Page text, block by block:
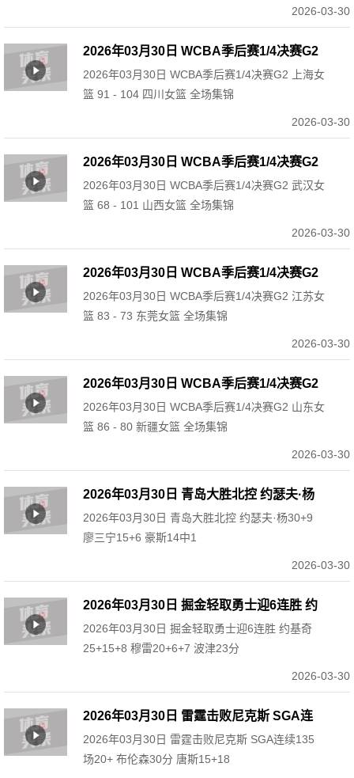
2026-03-30
2026年03月30日 WCBA季后赛1/4决赛G2
上海女篮 91 - 104 四川女篮 全场集锦
2026年03月30日 WCBA季后赛1/4决赛G2 上海女
篮 91 - 104 四川女篮 全场集锦
2026-03-30
2026年03月30日 WCBA季后赛1/4决赛G2
武汉女篮 68 - 101 山西女篮 全场集锦
2026年03月30日 WCBA季后赛1/4决赛G2 武汉女
篮 68 - 101 山西女篮 全场集锦
2026-03-30
2026年03月30日 WCBA季后赛1/4决赛G2
江苏女篮 83 - 73 东莞女篮 全场集锦
2026年03月30日 WCBA季后赛1/4决赛G2 江苏女
篮 83 - 73 东莞女篮 全场集锦
2026-03-30
2026年03月30日 WCBA季后赛1/4决赛G2
山东女篮 86 - 80 新疆女篮 全场集锦
2026年03月30日 WCBA季后赛1/4决赛G2 山东女
篮 86 - 80 新疆女篮 全场集锦
2026-03-30
2026年03月30日 青岛大胜北控 约瑟夫·杨
30+9 廖三宁15+6 豪斯14中1
2026年03月30日 青岛大胜北控 约瑟夫·杨30+9
廖三宁15+6 豪斯14中1
2026-03-30
2026年03月30日 掘金轻取勇士迎6连胜 约
基奇25+15+8 穆雷20+6+7 波津23分
2026年03月30日 掘金轻取勇士迎6连胜 约基奇
25+15+8 穆雷20+6+7 波津23分
2026-03-30
2026年03月30日 雷霆击败尼克斯 SGA连
续135场20+ 布伦森30分 唐斯15+18
2026年03月30日 雷霆击败尼克斯 SGA连续135
场20+ 布伦森30分 唐斯15+18